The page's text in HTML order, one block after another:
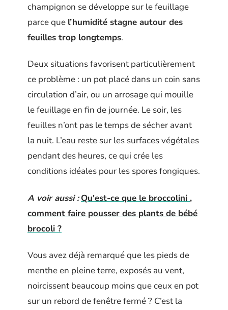
champignon se développe sur le feuillage
parce que l’humidité stagne autour des
feuilles trop longtemps.
Deux situations favorisent particulièrement
ce problème : un pot placé dans un coin sans
circulation d’air, ou un arrosage qui mouille
le feuillage en fin de journée. Le soir, les
feuilles n’ont pas le temps de sécher avant
la nuit. L’eau reste sur les surfaces végétales
pendant des heures, ce qui crée les
conditions idéales pour les spores fongiques.
A voir aussi : Qu'est-ce que le broccolini ,
comment faire pousser des plants de bébé
brocoli ?
Vous avez déjà remarqué que les pieds de
menthe en pleine terre, exposés au vent,
noircissent beaucoup moins que ceux en pot
sur un rebord de fenêtre fermé ? C’est la